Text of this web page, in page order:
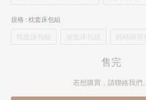
規格 : 枕套床包組
售完
若想購買，請聯絡我們。